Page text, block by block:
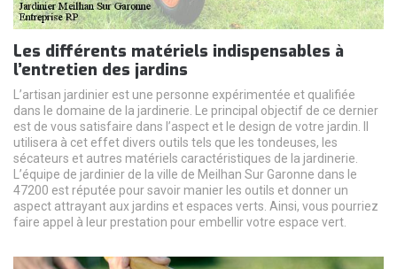
Les différents matériels indispensables à
l’entretien des jardins
L’artisan jardinier est une personne expérimentée et qualifiée
dans le domaine de la jardinerie. Le principal objectif de ce dernier
est de vous satisfaire dans l’aspect et le design de votre jardin. Il
utilisera à cet effet divers outils tels que les tondeuses, les
sécateurs et autres matériels caractéristiques de la jardinerie.
L’équipe de jardinier de la ville de Meilhan Sur Garonne dans le
47200 est réputée pour savoir manier les outils et donner un
aspect attrayant aux jardins et espaces verts. Ainsi, vous pourriez
faire appel à leur prestation pour embellir votre espace vert.